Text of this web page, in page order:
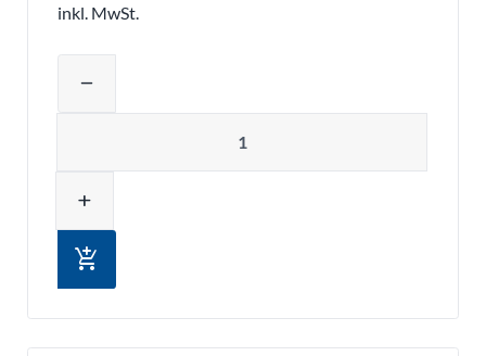
inkl. MwSt.
remove
add
add_shopping_cart